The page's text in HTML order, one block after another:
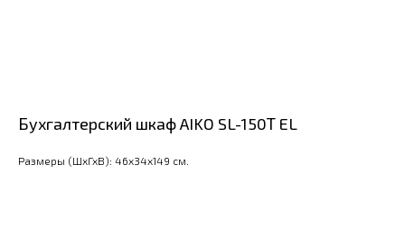
Бухгалтерский шкаф AIKO SL-150Т EL
Размеры (ШхГхВ): 46x34x149 см.